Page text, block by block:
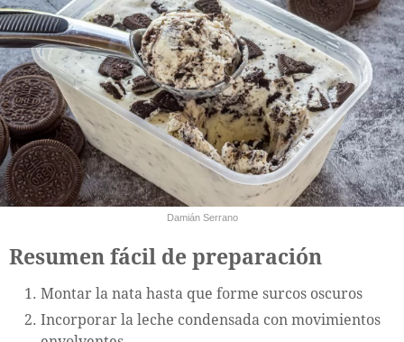
Damián Serrano
Resumen fácil de preparación
Montar la nata hasta que forme surcos oscuros
Incorporar la leche condensada con movimientos